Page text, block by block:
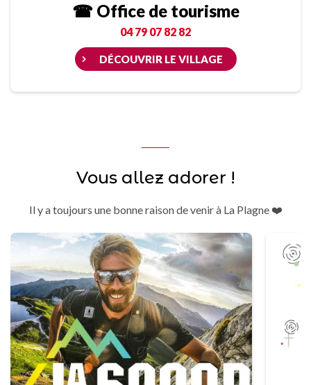
☎ Office de tourisme
04 79 07 82 82
DÉCOUVRIR LE VILLAGE
Vous allez adorer !
Il y a toujours une bonne raison de venir à La Plagne ❤️